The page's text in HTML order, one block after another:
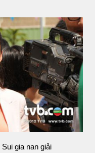
Sui gia nan giải